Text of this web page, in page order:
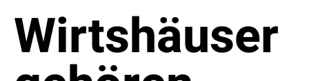
Wirtshäuser